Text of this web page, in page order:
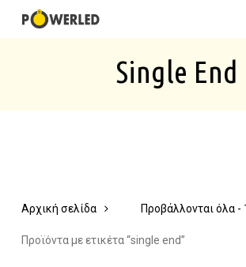
Single End
Προβάλλονται όλα
Αρχική σελίδα
Προϊόντα με ετικέτα “single end”